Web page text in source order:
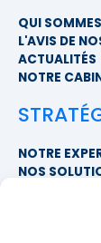
QUI
L'AVIS DE
ACTUALITÉS
NOTRE
NOTRE
NOS
NOUS